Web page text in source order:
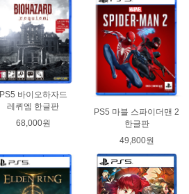
PS5 바이오하자드
레퀴엠 한글판
68,000원
PS5 마블 스파이더맨 2
한글판
49,800원